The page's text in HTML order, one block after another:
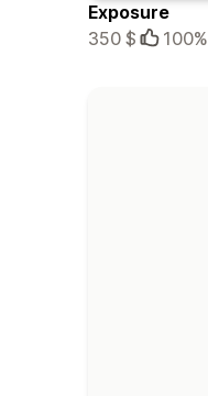
Exposure
350 $
100%